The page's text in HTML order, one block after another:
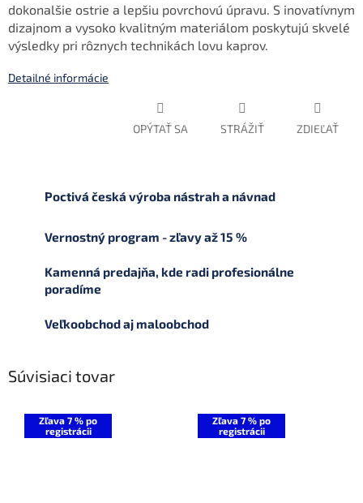
dokonalšie ostrie a lepšiu povrchovú úpravu. S inovatívnym
dizajnom a vysoko kvalitným materiálom poskytujú skvelé
výsledky pri rôznych technikách lovu kaprov.
Detailné informácie
OPÝTAŤ SA STRÁŽIŤ ZDIEĽAŤ
Poctivá česká výroba nástrah a návnad
Vernostný program - zľavy až 15 %
Kamenná predajňa, kde radi profesionálne
poradíme
Veľkoobchod aj maloobchod
Súvisiaci tovar
Zľava 7 % po
registrácii
Zľava 7 % po
registrácii